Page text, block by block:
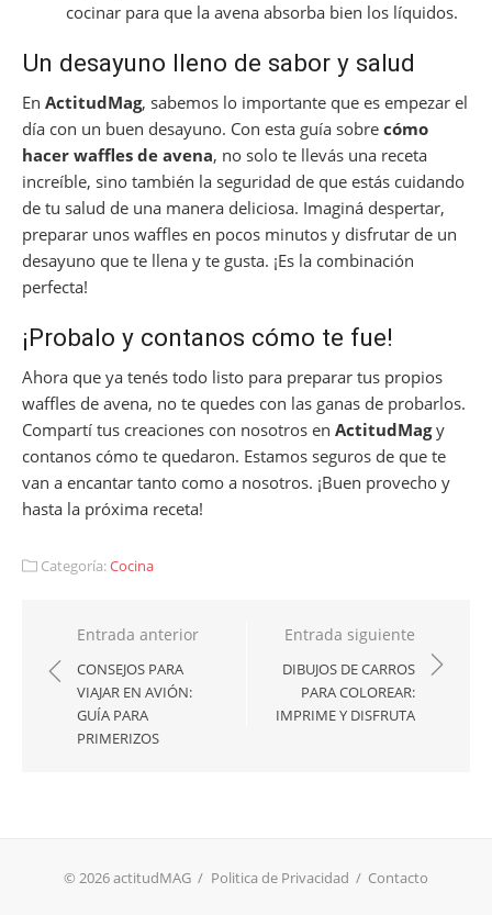
cocinar para que la avena absorba bien los líquidos.
Un desayuno lleno de sabor y salud
En ActitudMag, sabemos lo importante que es empezar el
día con un buen desayuno. Con esta guía sobre cómo
hacer waffles de avena, no solo te llevás una receta
increíble, sino también la seguridad de que estás cuidando
de tu salud de una manera deliciosa. Imaginá despertar,
preparar unos waffles en pocos minutos y disfrutar de un
desayuno que te llena y te gusta. ¡Es la combinación
perfecta!
¡Probalo y contanos cómo te fue!
Ahora que ya tenés todo listo para preparar tus propios
waffles de avena, no te quedes con las ganas de probarlos.
Compartí tus creaciones con nosotros en ActitudMagy
contanos cómo te quedaron. Estamos seguros de que te
van a encantar tanto como a nosotros. ¡Buen provecho y
hasta la próxima receta!
Categoría:Cocina
Navegación
de
entradas
Entrada anterior
CONSEJOS PARA
VIAJAR EN AVIÓN:
GUÍA PARA
PRIMERIZOS
Entrada siguiente
DIBUJOS DE CARROS
PARA COLOREAR:
IMPRIME Y DISFRUTA
© 2026 actitudMAG / Politica de Privacidad / Contacto